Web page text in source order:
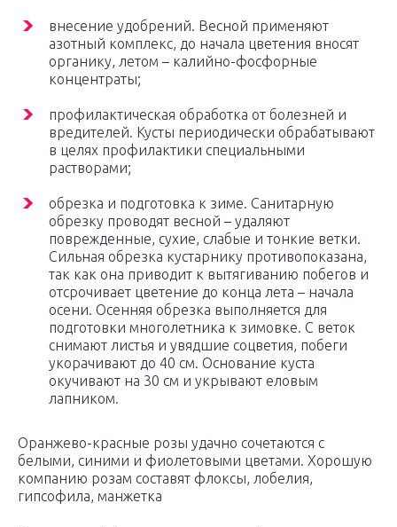
внесение удобрений. Весной применяют
азотный комплекс, до начала цветения вносят
органику, летом – калийно-фосфорные
концентраты;
профилактическая обработка от болезней и
вредителей. Кусты периодически обрабатывают
в целях профилактики специальными
растворами;
обрезка и подготовка к зиме. Санитарную
обрезку проводят весной – удаляют
поврежденные, сухие, слабые и тонкие ветки.
Сильная обрезка кустарнику противопоказана,
так как она приводит к вытягиванию побегов и
отсрочивает цветение до конца лета – начала
осени. Осенняя обрезка выполняется для
подготовки многолетника к зимовке. С веток
снимают листья и увядшие соцветия, побеги
укорачивают до 40 см. Основание куста
окучивают на 30 см и укрывают еловым
лапником.
Оранжево-красные розы удачно сочетаются с
белыми, синими и фиолетовыми цветами. Хорошую
компанию розам составят флоксы, лобелия,
гипсофила, манжетка